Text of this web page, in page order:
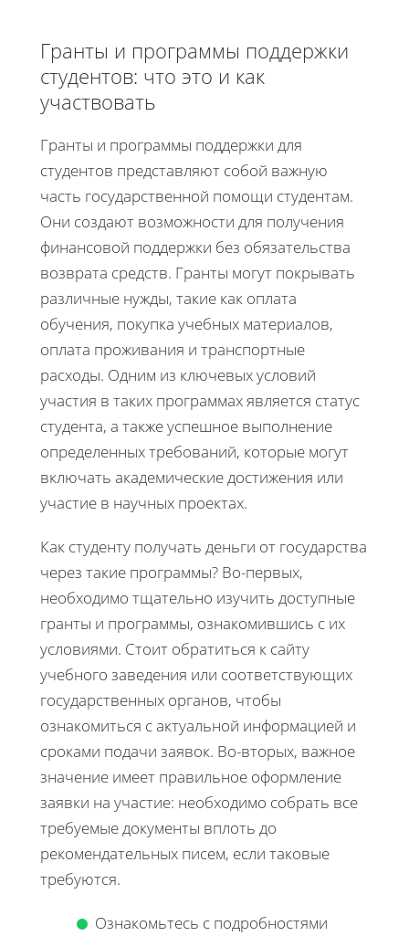
Гранты и программы поддержки
студентов: что это и как
участвовать
Гранты и программы поддержки для
студентов представляют собой важную
часть государственной помощи студентам.
Они создают возможности для получения
финансовой поддержки без обязательства
возврата средств. Гранты могут покрывать
различные нужды, такие как оплата
обучения, покупка учебных материалов,
оплата проживания и транспортные
расходы. Одним из ключевых условий
участия в таких программах является статус
студента, а также успешное выполнение
определенных требований, которые могут
включать академические достижения или
участие в научных проектах.
Как студенту получать деньги от государства
через такие программы? Во-первых,
необходимо тщательно изучить доступные
гранты и программы, ознакомившись с их
условиями. Стоит обратиться к сайту
учебного заведения или соответствующих
государственных органов, чтобы
ознакомиться с актуальной информацией и
сроками подачи заявок. Во-вторых, важное
значение имеет правильное оформление
заявки на участие: необходимо собрать все
требуемые документы вплоть до
рекомендательных писем, если таковые
требуются.
Ознакомьтесь с подробностями